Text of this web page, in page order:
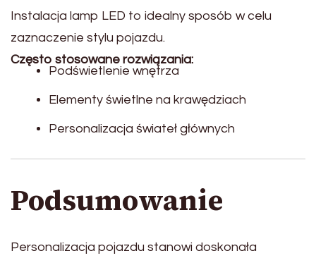
Instalacja lamp LED to idealny sposób w celu
zaznaczenie stylu pojazdu.
Często stosowane rozwiązania:
Podświetlenie wnętrza
Elementy świetlne na krawędziach
Personalizacja świateł głównych
Podsumowanie
Personalizacja pojazdu stanowi doskonała